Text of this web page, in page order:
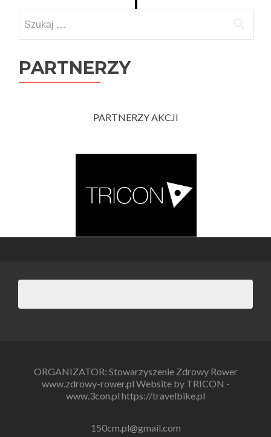
PARTNERZY
PARTNERZY AKCJI
ORGANIZATOR: Stowarzyszenie Zdrowy Rower
www.zdrowy-rower.pl Website by TRICON -
www.3con.pl https://travelbike.pl
150cm.pl@gmail.com